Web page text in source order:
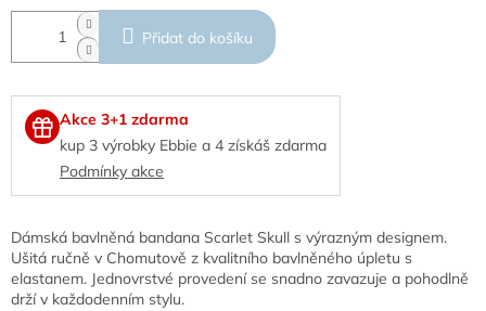
Přidat do košíku
Akce 3+1 zdarma
kup 3 výrobky Ebbie a 4 získáš zdarma
Podmínky akce
Dámská bavlněná bandana Scarlet Skull s výrazným designem.
Ušitá ručně v Chomutově z kvalitního bavlněného úpletu s
elastanem. Jednovrstvé provedení se snadno zavazuje a pohodlně
drží v každodenním stylu.